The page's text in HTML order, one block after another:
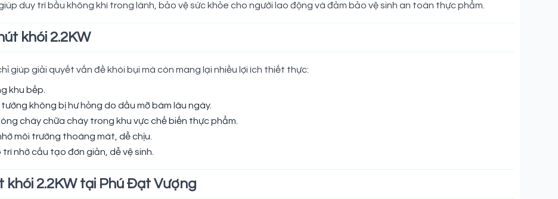
duy trì bầu không khí trong lành, bảo vệ sức khỏe cho người lao động và đảm bảo vệ sinh an toàn thực phẩm.
khói 2.2KW
giúp giải quyết vấn đề khói bụi mà còn mang lại nhiều lợi ích thiết thực:
khu bếp.
không bị hư hỏng do dầu mỡ bám lâu ngày.
cháy chữa cháy trong khu vực chế biến thực phẩm.
môi trường thoáng mát, dễ chịu.
nhờ cấu tạo đơn giản, dễ vệ sinh.
2.2KW tại Phú Đạt Vượng